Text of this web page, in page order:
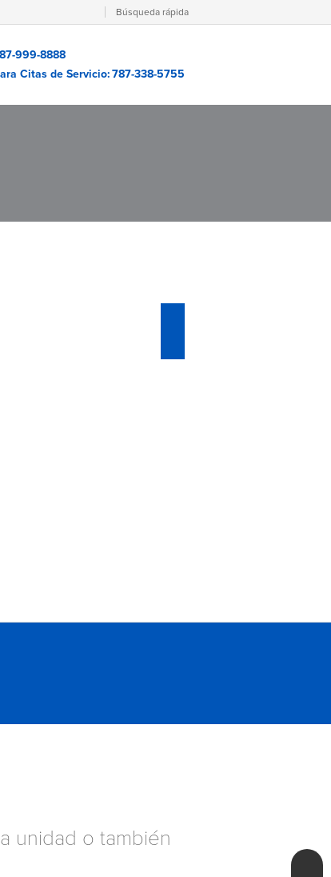
Búsqueda rápida
999-8888
Citas de Servicio:787-338-5755
unidad o también